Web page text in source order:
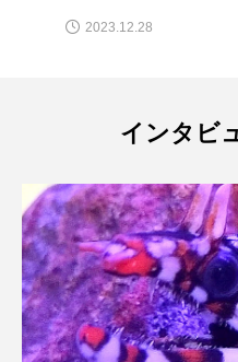
保全 健康
動物園
北極 医療 南
名古屋港水族館 哺
四万十川 四万十川
四国水族館 図鑑
2023.12.28
インタビ